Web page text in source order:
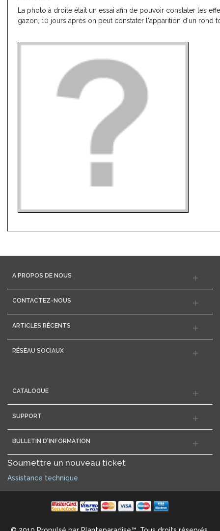
La photo à droite était un essai afin de pouvoir constater les
gazon, 10 jours après on peut constater l'apparition d'un rond
A PROPOS DE NOUS
CONTACTEZ-NOUS
ARTICLES RÉCENTS
RÉSEAU SOCIAUX
CATALOGUE
SUPPORT
BULLETIN D'INFORMATION
Soumettre un nouveau ticket
Assistance technique